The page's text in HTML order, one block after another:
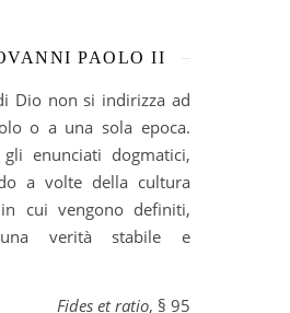
PAOLO II
o a una sola epoca.
gli enunciati dogmatici,
a volte della cultura
cui vengono definiti,
verità stabile e
Fides et ratio, § 95